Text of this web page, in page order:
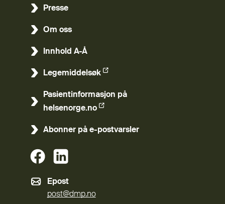
Presse
Om oss
Innhold A-Å
Legemiddelsøk
(Ekstern lenke)
Pasientinformasjon på
helsenorge.no
(Ekstern lenke)
Abonner på e-postvarsler
(Ekstern lenke)
Epost
post@dmp.no